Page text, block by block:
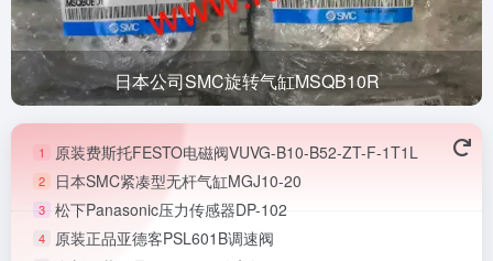
日本公司SMC旋转气缸MSQB10R
1 原装费斯托FESTO电磁阀VUVG-B10-B52-ZT-F-1T1L
2 日本SMC紧凑型无杆气缸MGJ10-20
3 松下Panasonic压力传感器DP-102
4 原装正品亚德客PSL601B调速阀